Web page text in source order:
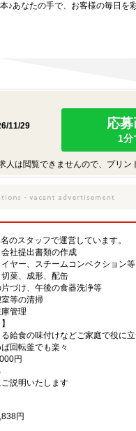
♪あなたの手で、お客様の毎日を
11/29
応
1分
は閲覧できませんので、プリン
のスタッフで運営しています。
社提出書類の作成
ヤー、スチームコンベクション
菜、成形、配缶
づけ、午後の食器洗浄等
等の清掃
管理
給食の味付けなどご家庭で役に
回転釜でも楽々
円
説明いたします
円